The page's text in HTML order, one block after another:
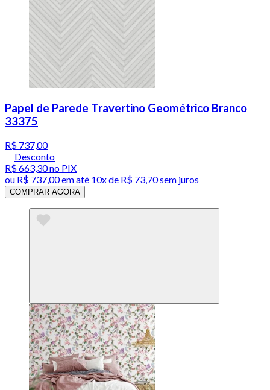
Papel de Parede Travertino Geométrico Branco
33375
R$ 737,00
Desconto
R$ 663,30no PIX
ou R$ 737,00em até 10x de R$ 73,70 sem juros
COMPRAR AGORA